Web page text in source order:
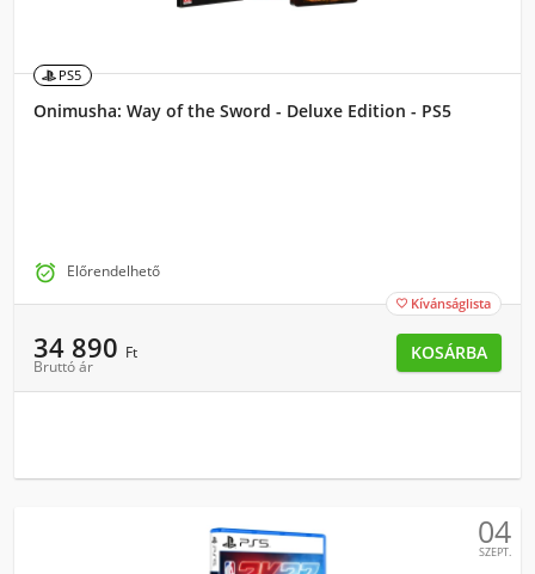
PS5
Onimusha: Way of the Sword - Deluxe Edition - PS5
 Előrendelhető
 Kívánságlista
34 890 Ft
Bruttó ár
KOSÁRBA
04
SZEPT.